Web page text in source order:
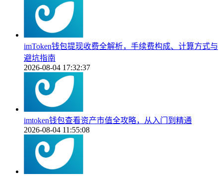
imToken钱包提现收费全解析，手续费构成、计算方式与
避坑指南
2026-08-04 17:32:37
imtoken钱包查看资产市值全攻略，从入门到精通
2026-08-04 11:55:08